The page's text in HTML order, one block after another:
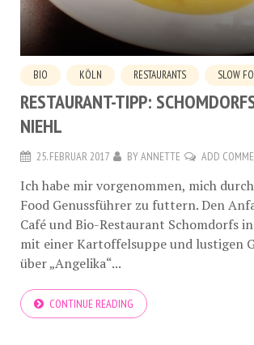
BIO KÖLN RESTAURANTS SLOW
RESTAURANT-TIPP:
NIEHL
25. FEBRUAR 2017 BYANNETTE ADD
Ich habe mir vorgenommen, mich
Food Genussführer zu futtern. Den
Café und Bio-Restaurant Schomdorfs
mit einer Kartoffelsuppe und lustigen
über „Angelika“...
CONTINUE READING